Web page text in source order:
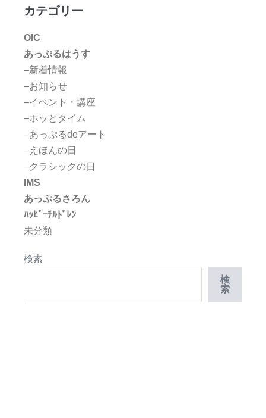
カテゴリー
OIC
あっぷるはうす
–新着情報
–お知らせ
–イベント・講座
–ホッとタイム
–あっぷるdeアート
–えほんの日
–クラシックの日
IMS
あっぷるさろん
ﾊｯﾋﾟｰﾁﾙﾄﾞﾚﾝ
未分類
検索
検
索